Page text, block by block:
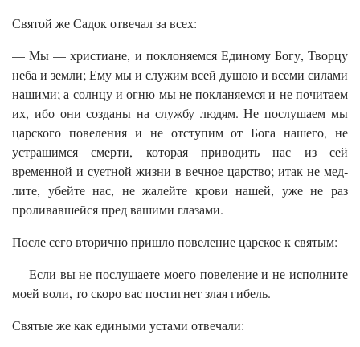
Святой же Садок отвечал за всех:
— Мы — христиане, и поклоняемся Единому Богу, Творцу
неба и земли; Ему мы и служим всей душою и всеми силами
нашими; а солнцу и огню мы не покланяемся и не почитаем
их, ибо они созданы на службу людям. Не послушаем мы
царского повеления и не отступим от Бога нашего, не
устрашимся смерти, которая приводить нас из сей
временной и суетной жиз­ни в вечное царство; итак не мед­
лите, убейте нас, не жалейте крови нашей, уже не раз
проливавшейся пред вашими глазами.
После сего вторично пришло повеление царское к святым:
— Если вы не послушаете моего повеление и не исполните
моей воли, то скоро вас постигнет злая гибель.
Святые же как едиными устами отвечали: